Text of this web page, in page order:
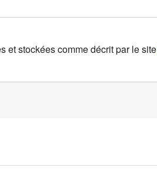
et stockées comme décrit par le site